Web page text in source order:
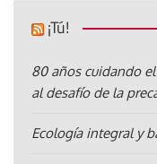
¡Tú!
80 años cuidando
al desafío de la
Ecología integral y